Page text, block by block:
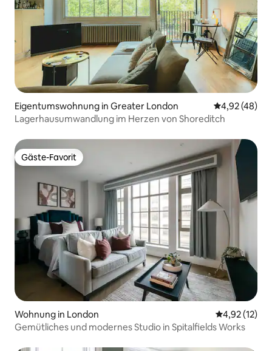
Eigentumswohnung in Greater London
4,92 (48)
Lagerhausumwandlung im Herzen von Shoreditch
Gäste-Favorit
Gäste-Favorit
Wohnung in London
4,92 (12)
Gemütliches und modernes Studio in Spitalfields Works